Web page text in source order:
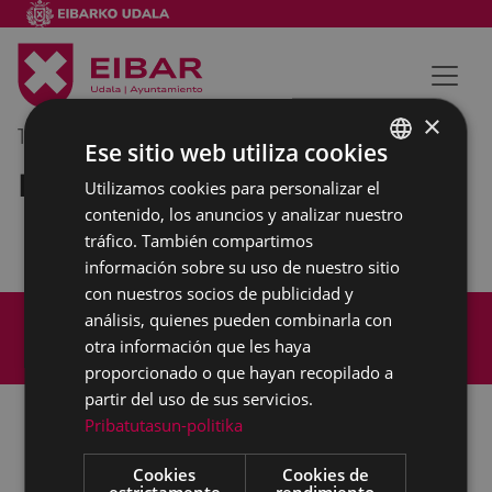
13/02/2019
Reunión interna municipal
Aviso legal
Política de cookies
Accesibilidad
BASQUE
SPANISH
×
Ese sitio web utiliza cookies
Utilizamos cookies para personalizar el
contenido, los anuncios y analizar nuestro
tráfico. También compartimos
información sobre su uso de nuestro sitio
con nuestros socios de publicidad y
análisis, quienes pueden combinarla con
otra información que les haya
proporcionado o que hayan recopilado a
partir del uso de sus servicios.
Pribatutasun-politika
Cookies
Cookies de